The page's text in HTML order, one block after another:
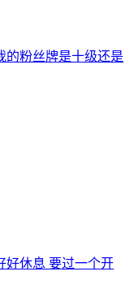
的粉丝牌是十级还是
好休息 要过一个开